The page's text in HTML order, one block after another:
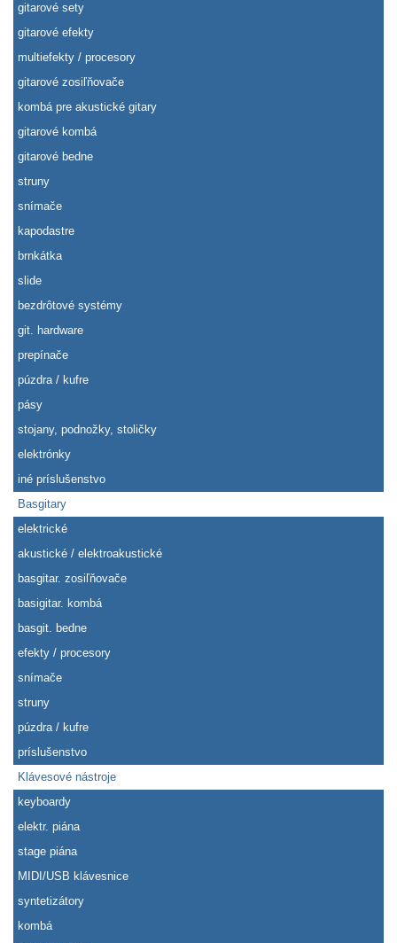
gitarové sety
gitarové efekty
multiefekty / procesory
gitarové zosiľňovače
kombá pre akustické gitary
gitarové kombá
gitarové bedne
struny
snímače
kapodastre
brnkátka
slide
bezdrôtové systémy
git. hardware
prepínače
púzdra / kufre
pásy
stojany, podnožky, stoličky
elektrónky
iné príslušenstvo
Basgitary
elektrické
akustické / elektroakustické
basgitar. zosiľňovače
basigitar. kombá
basgit. bedne
efekty / procesory
snímače
struny
púzdra / kufre
príslušenstvo
Klávesové nástroje
keyboardy
elektr. piána
stage piána
MIDI/USB klávesnice
syntetizátory
kombá